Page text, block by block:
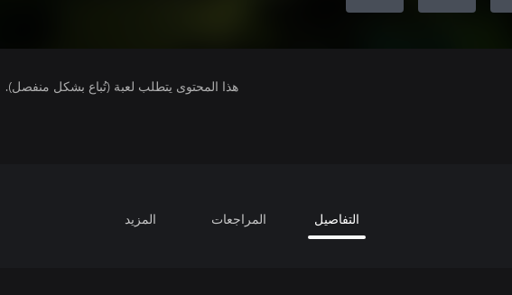
هذا المحتوى يتطلب لعبة (تُباع بشكل منفصل).
التفاصيل المراجعات المزيد